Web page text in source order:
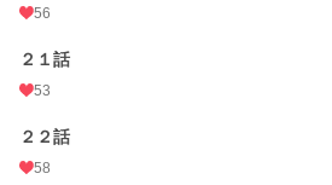
56
２１話
53
２２話
58